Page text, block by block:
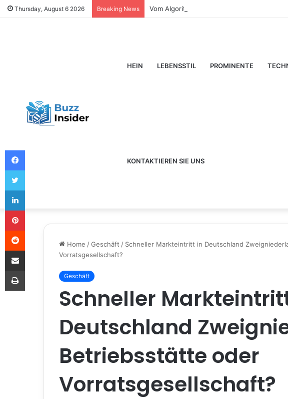
Thursday, August 6 2026 Breaking News Vom Algorithmus zum Fadenbild: Wie
HEIN LEBENSSTIL PROMINENTE
KONTAKTIEREN SIE UNS
Home /Geschäft / Schneller Markteintritt in Deutschland
Vorratsgesellschaft?
Geschäft
Schneller
Deutschland
Betriebsstätte oder
Vorratsgesellschaft?
Facebook
Twitter
LinkedIn
Pinterest
Reddit
Share via Email